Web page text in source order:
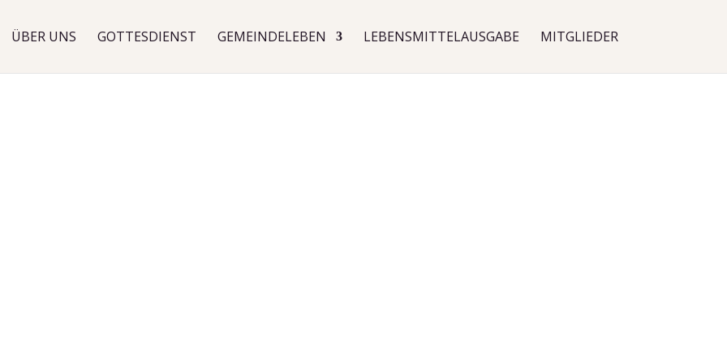
ÜBER UNS GOTTESDIENST GEMEINDELEBEN LEBENSMITTELAUSGABE MITGLIEDER